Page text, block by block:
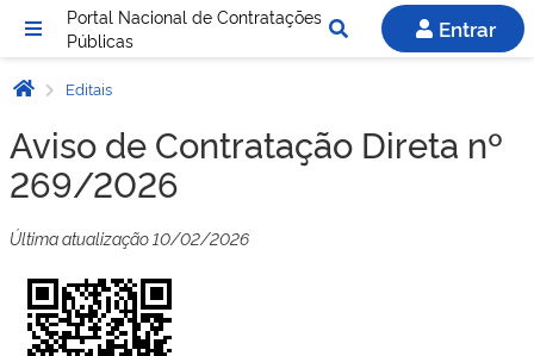
Portal Nacional de Contratações
Públicas
Entrar
Editais
Aviso de Contratação Direta nº
269/2026
Última atualização 10/02/2026